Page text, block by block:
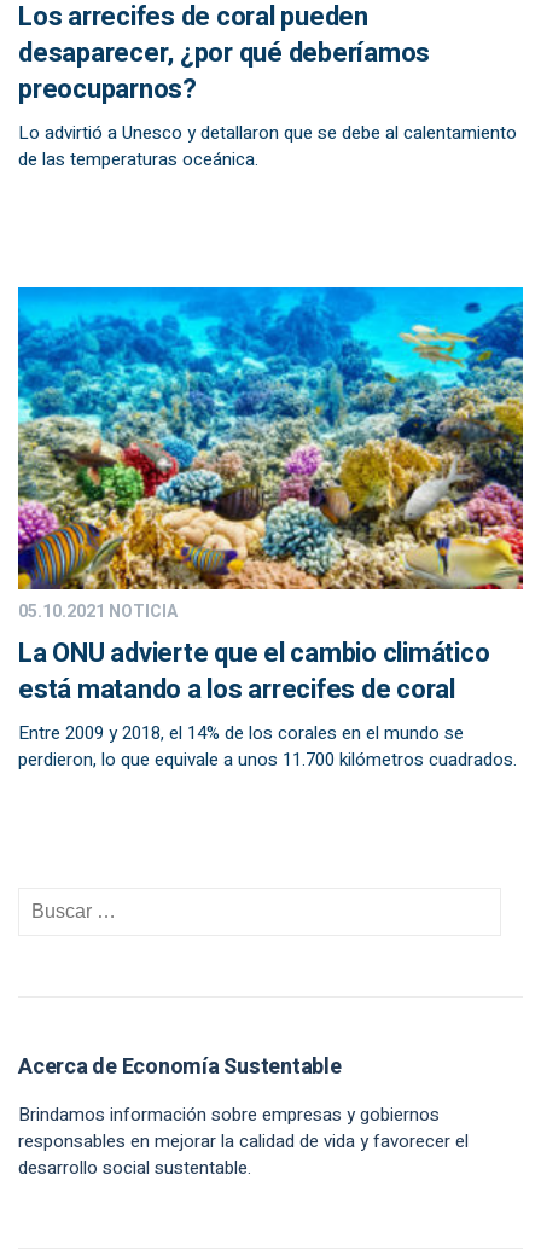
Los arrecifes de coral pueden
desaparecer, ¿por qué deberíamos
preocuparnos?
Lo advirtió a Unesco y detallaron que se debe al calentamiento
de las temperaturas oceánica.
05.10.2021 NOTICIA
La ONU advierte que el cambio climático
está matando a los arrecifes de coral
Entre 2009 y 2018, el 14% de los corales en el mundo se
perdieron, lo que equivale a unos 11.700 kilómetros cuadrados.
Acerca de Economía Sustentable
Brindamos información sobre empresas y gobiernos
responsables en mejorar la calidad de vida y favorecer el
desarrollo social sustentable.